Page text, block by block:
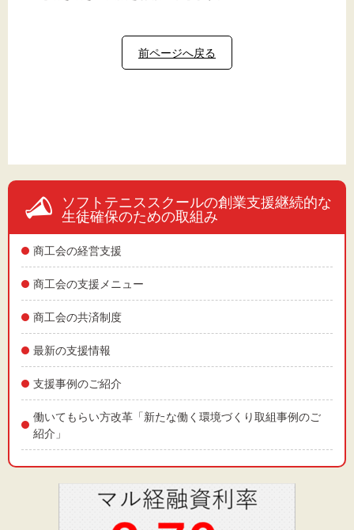
ソフトテニススクールの創業支援継続的な
生徒確保のための取組み
商工会の経営支援
商工会の支援メニュー
商工会の共済制度
最新の支援情報
支援事例のご紹介
働いてもらい方改革「新たな働く環境づくり取組事例のご
紹介」
前ページへ戻る